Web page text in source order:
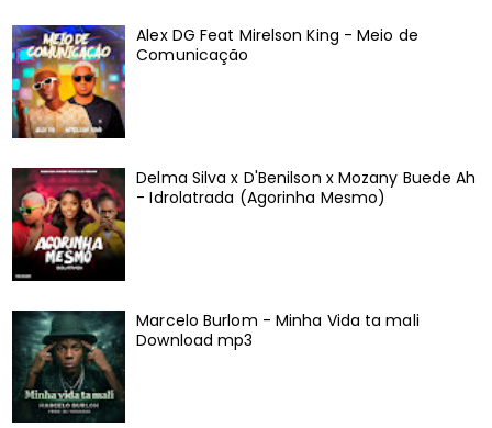
Alex DG Feat Mirelson King - Meio de
Comunicação
Delma Silva x D'Benilson x Mozany Buede Ah
- Idrolatrada (Agorinha Mesmo)
Marcelo Burlom - Minha Vida ta mali
Download mp3